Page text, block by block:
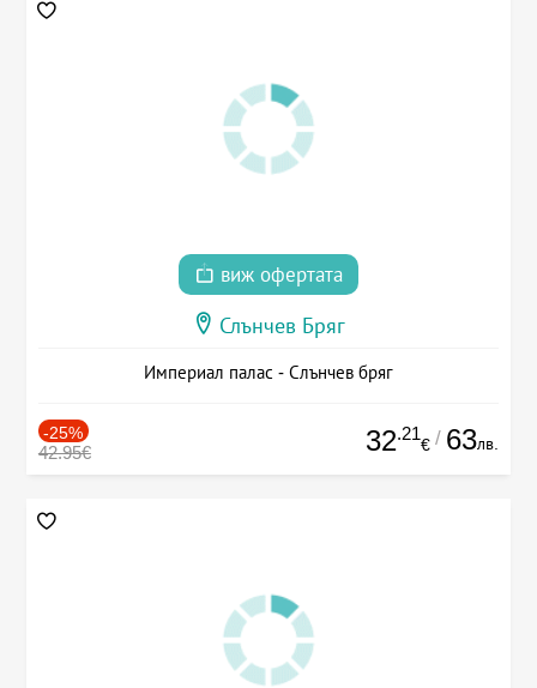
виж офертата
Слънчев Бряг
Империал палас - Слънчев бряг
-25%
42.95€ 32.21
€ / 63лв.